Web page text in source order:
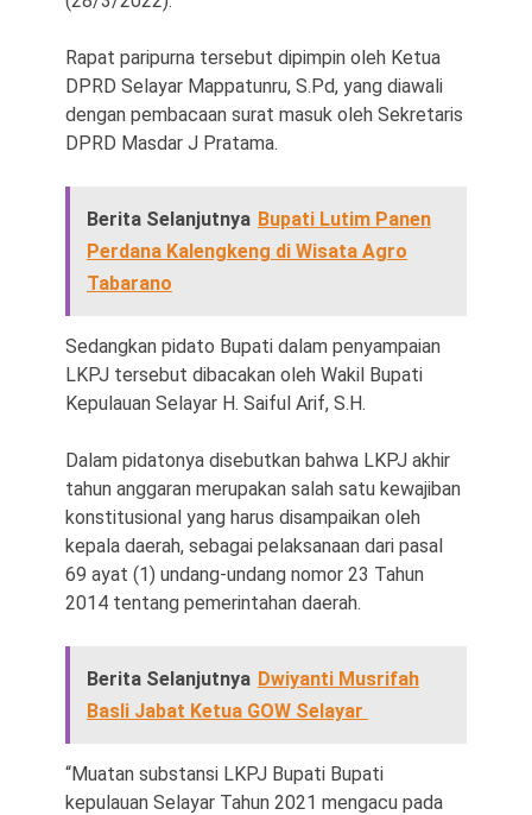
Rapat paripurna tersebut dipimpin oleh Ketua
DPRD Selayar Mappatunru, S.Pd, yang diawali
dengan pembacaan surat masuk oleh Sekretaris
DPRD Masdar J Pratama.
Berita Selanjutnya Bupati Lutim Panen
Perdana Kalengkeng di Wisata Agro
Tabarano
Sedangkan pidato Bupati dalam penyampaian
LKPJ tersebut dibacakan oleh Wakil Bupati
Kepulauan Selayar H. Saiful Arif, S.H.
Dalam pidatonya disebutkan bahwa LKPJ akhir
tahun anggaran merupakan salah satu kewajiban
konstitusional yang harus disampaikan oleh
kepala daerah, sebagai pelaksanaan dari pasal
69 ayat (1) undang-undang nomor 23 Tahun
2014 tentang pemerintahan daerah.
Berita Selanjutnya Dwiyanti Musrifah
Basli Jabat Ketua GOW Selayar
“Muatan substansi LKPJ Bupati Bupati
kepulauan Selayar Tahun 2021 mengacu pada